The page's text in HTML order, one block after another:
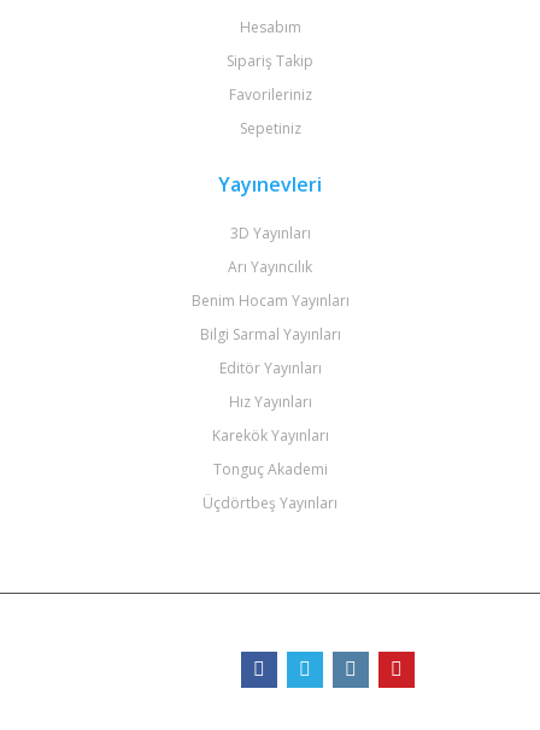
Hesabım
Sipariş Takip
Favorileriniz
Sepetiniz
Yayınevleri
3D Yayınları
Arı Yayıncılık
Benim Hocam Yayınları
Bilgi Sarmal Yayınları
Editör Yayınları
Hız Yayınları
Karekök Yayınları
Tonguç Akademi
Üçdörtbeş Yayınları